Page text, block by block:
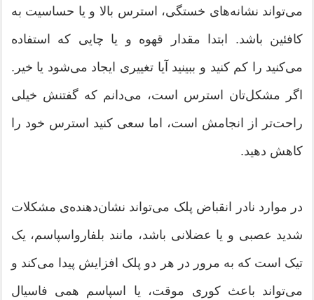
می‌تواند نشانه‌های خستگی، استرس بالا و یا حساسیت به
کافئین باشد. ابتدا مقدار قهوه و یا چایی که استفاده
می‌کنید را کم کنید و ببینید آیا تغییری ایجاد می‌شود یا خیر.
اگر مشکل‌تان استرس است، می‌دانم که گفتنش خیلی
راحت‌تر از انجامش است، اما سعی کنید استرس خود را
کاهش دهید.
در موارد نادر انقباض پلک می‌تواند نشان‌دهنده‌ی مشکلات
شدید عصبی و یا عضلانی باشد، مانند بلفارواسپاسم، یک
تیک است که به مرور در هر دو پلک افزایش پیدا می‌کند و
می‌تواند باعث کوری موقت، یا اسپاسم همی فاسیال